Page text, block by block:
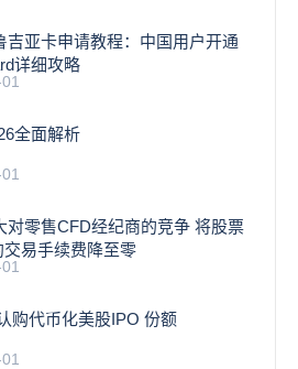
吉亚卡申请教程：中国用户开通
详细攻略
全面解析
对零售CFD经纪商的竞争 将股票
交易手续费降至零
购代币化美股IPO 份额